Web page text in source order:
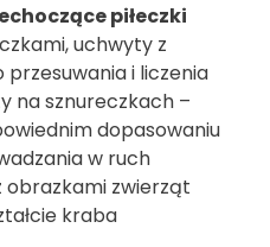
piłeczki
uchwyty z
przesuwania i liczenia
na sznureczkach –
dopasowaniu
w ruch
obrazkami zwierząt
kraba